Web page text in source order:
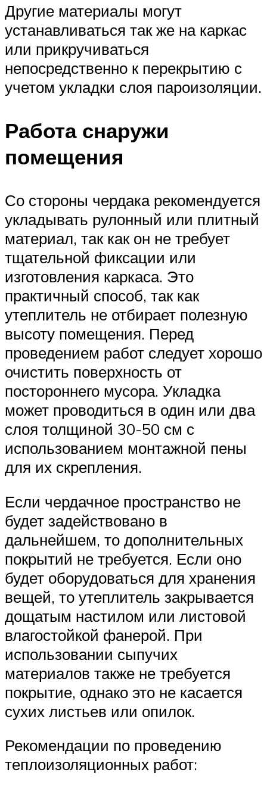
Другие материалы могут
устанавливаться так же на каркас
или прикручиваться
непосредственно к перекрытию с
учетом укладки слоя пароизоляции.
Работа снаружи
помещения
Со стороны чердака рекомендуется
укладывать рулонный или плитный
материал, так как он не требует
тщательной фиксации или
изготовления каркаса. Это
практичный способ, так как
утеплитель не отбирает полезную
высоту помещения. Перед
проведением работ следует хорошо
очистить поверхность от
постороннего мусора. Укладка
может проводиться в один или два
слоя толщиной 30-50 см с
использованием монтажной пены
для их скрепления.
Если чердачное пространство не
будет задействовано в
дальнейшем, то дополнительных
покрытий не требуется. Если оно
будет оборудоваться для хранения
вещей, то утеплитель закрывается
дощатым настилом или листовой
влагостойкой фанерой. При
использовании сыпучих
материалов также не требуется
покрытие, однако это не касается
сухих листьев или опилок.
Рекомендации по проведению
теплоизоляционных работ: